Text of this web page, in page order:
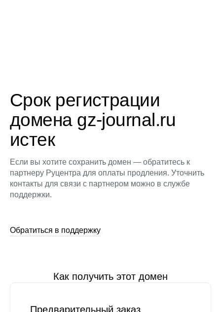
Срок регистрации
домена gz-journal.ru
истек
Если вы хотите сохранить домен — обратитесь к
партнеру Руцентра для оплаты продления. Уточнить
контакты для связи с партнером можно в службе
поддержки.
Обратиться в поддержку
Как получить этот домен
Предварительный заказ